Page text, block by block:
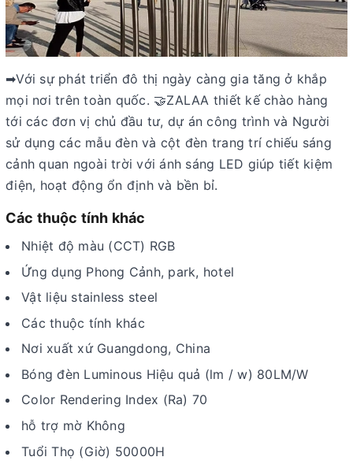
➡Với sự phát triển đô thị ngày càng gia tăng ở khắp
mọi nơi trên toàn quốc. 🤝ZALAA thiết kế chào hàng
tới các đơn vị chủ đầu tư, dự án công trình và Người
sử dụng các mẫu đèn và cột đèn trang trí chiếu sáng
cảnh quan ngoài trời với ánh sáng LED giúp tiết kiệm
điện, hoạt động ổn định và bền bỉ.
Các thuộc tính khác
Nhiệt độ màu (CCT) RGB
Ứng dụng Phong Cảnh, park, hotel
Vật liệu stainless steel
Các thuộc tính khác
Nơi xuất xứ Guangdong, China
Bóng đèn Luminous Hiệu quả (lm / w) 80LM/W
Color Rendering Index (Ra) 70
hỗ trợ mờ Không
Tuổi Thọ (Giờ) 50000H